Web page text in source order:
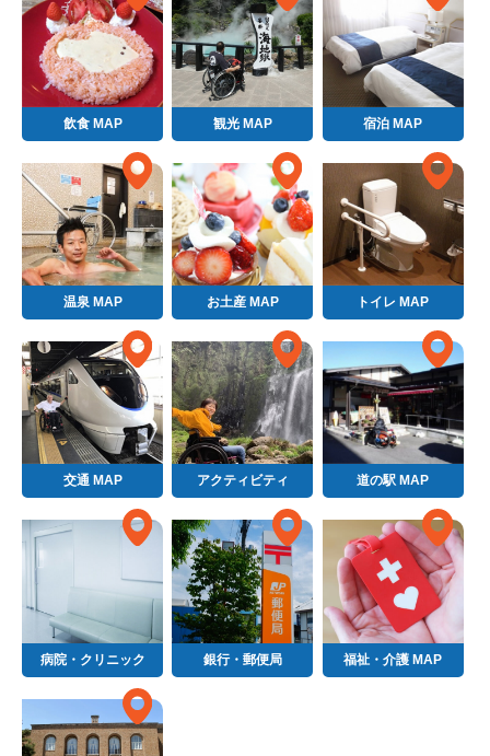
飲食 MAP 観光 MAP 宿泊 MAP
温泉 MAP お土産 MAP トイレ MAP
交通 MAP アクティビティ 道の駅 MAP
病院・クリニック 銀行・郵便局 福祉・介護 MAP